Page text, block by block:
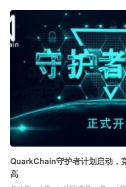
QuarkChain守护者计划启动，
高